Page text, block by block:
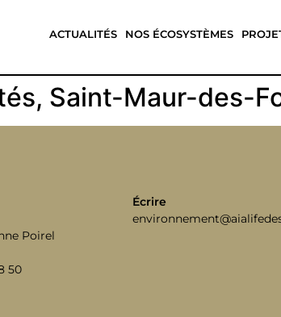
ACTUALITÉS NOS ÉCOSYSTÈMES
Saint-Maur-des-
Poirel
50
Écrire